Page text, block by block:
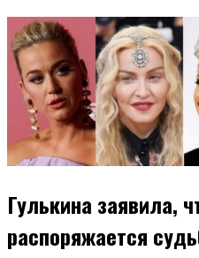
Гулькина заявила,
распоряжается